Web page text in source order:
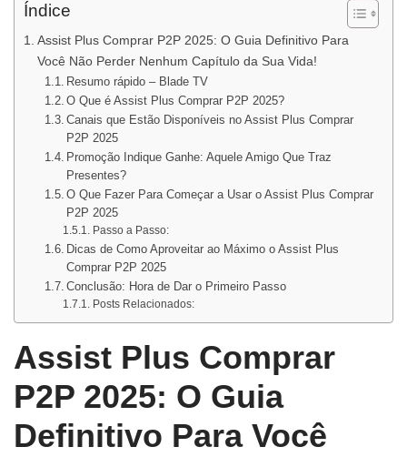
Índice
Assist Plus Comprar P2P 2025: O Guia Definitivo Para
Você Não Perder Nenhum Capítulo da Sua Vida!
Resumo rápido – Blade TV
O Que é Assist Plus Comprar P2P 2025?
Canais que Estão Disponíveis no Assist Plus Comprar
P2P 2025
Promoção Indique Ganhe: Aquele Amigo Que Traz
Presentes?
O Que Fazer Para Começar a Usar o Assist Plus Comprar
P2P 2025
Passo a Passo:
Dicas de Como Aproveitar ao Máximo o Assist Plus
Comprar P2P 2025
Conclusão: Hora de Dar o Primeiro Passo
Posts Relacionados:
Assist Plus Comprar
P2P 2025: O Guia
Definitivo Para Você